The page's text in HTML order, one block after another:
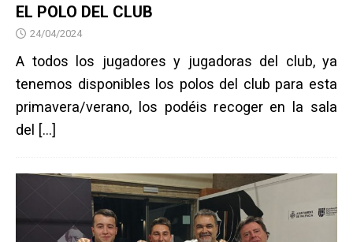
EL POLO DEL CLUB
24/04/2024
A todos los jugadores y jugadoras del club, ya
tenemos disponibles los polos del club para esta
primavera/verano, los podéis recoger en la sala
del […]